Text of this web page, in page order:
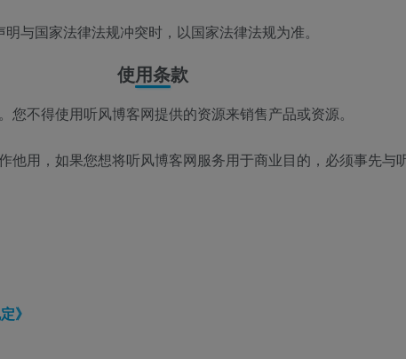
与国家法律法规冲突时，以国家法律法规为准。
使用条款
不得使用听风博客网提供的资源来销售产品或资源。
用，如果您想将听风博客网服务用于商业目的，必须事先与
》